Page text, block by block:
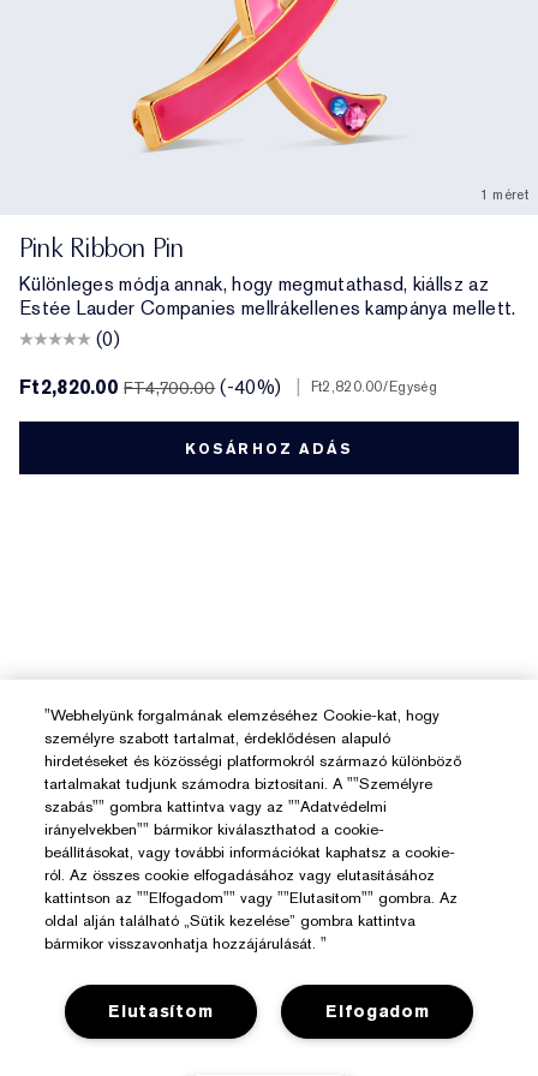
1 méret
Pink Ribbon Pin
Különleges módja annak, hogy megmutathasd, kiállsz az
Estée Lauder Companies mellrákellenes kampánya mellett.
(0)
Ft2,820.00FT4,700.00 (-40%) Ft2,820.00/Egység
KOSÁRHOZ ADÁS
"Webhelyünk forgalmának elemzéséhez Cookie-kat, hogy
személyre szabott tartalmat, érdeklődésen alapuló
hirdetéseket és közösségi platformokról származó különböző
tartalmakat tudjunk számodra biztosítani. A ""Személyre
szabás"" gombra kattintva vagy az ""Adatvédelmi
irányelvekben"" bármikor kiválaszthatod a cookie-
beállításokat, vagy további információkat kaphatsz a cookie-
ról. Az összes cookie elfogadásához vagy elutasításához
kattintson az ""Elfogadom"" vagy ""Elutasítom"" gombra. Az
oldal alján található „Sütik kezelése” gombra kattintva
bármikor visszavonhatja hozzájárulását. "
Elfogadom
Elutasítom